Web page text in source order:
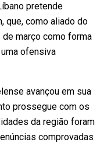
pretende
que, como aliado do
março como forma
ofensiva
avançou em sua
prossegue com os
da região foram
comprovadas